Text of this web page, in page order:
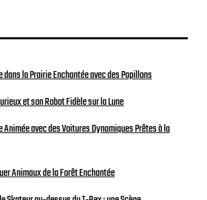
dans la Prairie Enchantée avec des Papillons
et son Robot Fidèle sur la Lune
Animée avec des Voitures Dynamiques Prêtes à la
Animaux de la Forêt Enchantée